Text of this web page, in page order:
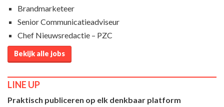
Brandmarketeer
Senior Communicatieadviseur
Chef Nieuwsredactie – PZC
Bekijk alle jobs
LINE UP
Praktisch publiceren op elk denkbaar platform